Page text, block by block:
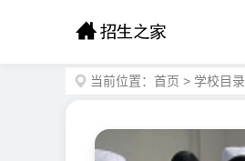
当前位置： 首页 > 学校目录